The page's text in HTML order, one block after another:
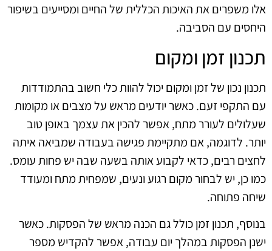
אלו משפרים את האיכות הכללית של החיים ומסייעים בשיפור
היחסים עם הסביבה.
תכנון זמן ומקום
תכנון נכון של זמן ומקום יכול להוות כלי חשוב בהתמודדות
עם התקפי זעם. כאשר יודעים מראש על מצבים או מקומות
שעלולים לעורר מתח, אפשר להכין את עצמך באופן טוב
יותר. לדוגמה, אם מתקיימת פגישה בעבודה שמביאה איתה
לחצים רבים, כדאי לקבוע אותה בשעה שבה יש פחות עומס.
כמו כן, יש לבחור מקום רגוע ונעים, שמפחית מתח ומעודד
שיחה פתוחה.
בנוסף, תכנון זמן כולל גם הכנה מראש של הפסקות. כאשר
ישנן הפסקות במהלך יום עבודה, אפשר להקדיש מספר